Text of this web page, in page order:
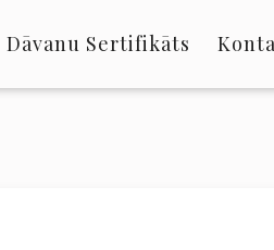
Dāvanu Sertifikāts